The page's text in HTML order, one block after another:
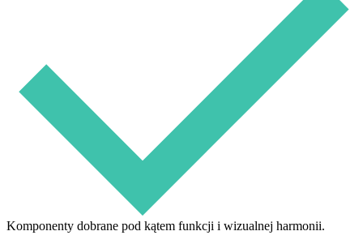
Komponenty dobrane pod kątem funkcji i wizualnej harmonii.